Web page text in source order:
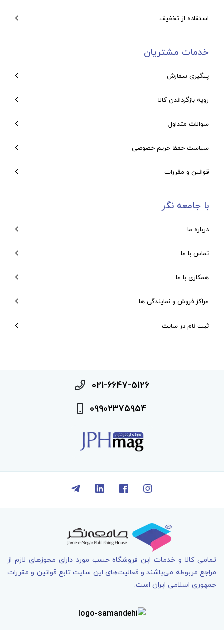
استفاده از تخفیف
خدمات مشتریان
پیگیری سفارش
رویه بازگرداندن کالا
سوالات متداول
سیاست حفظ حریم خصوصی
قوانین و مقررات
با جامعه نگر
درباره ما
تماس با ما
همکاری با ما
مراکز فروش و نمایندگی ها
ثبت نام در سایت
021-6647-5126
09902375954
تمامی کالا و خدمات اين فروشگاه حسب مورد دارای مجوزهای لازم از
مراجع مربوطه می‌باشند و فعاليت‌های اين سايت تابع قوانين و مقررات
جمهوری اسلامی ايران است.